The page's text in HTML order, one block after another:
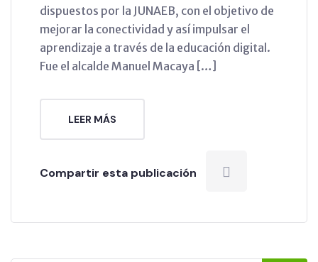
dispuestos por la JUNAEB, con el objetivo de
mejorar la conectividad y así impulsar el
aprendizaje a través de la educación digital.
Fue el alcalde Manuel Macaya […]
LEER MÁS
Compartir esta publicación